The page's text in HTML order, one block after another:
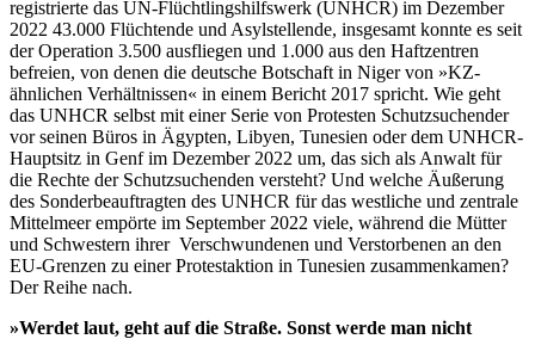
registrierte das UN-Flüchtlingshilfswerk (UNHCR) im Dezember
2022 43.000 Flüchtende und Asylstellende, insgesamt konnte es seit
der Operation 3.500 ausfliegen und 1.000 aus den Haftzentren
befreien, von denen die deutsche Botschaft in Niger von »KZ-
ähnlichen Verhältnissen« in einem Bericht 2017 spricht. Wie geht
das UNHCR selbst mit einer Serie von Protesten Schutzsuchender
vor seinen Büros in Ägypten, Libyen, Tunesien oder dem UNHCR-
Hauptsitz in Genf im Dezember 2022 um, das sich als Anwalt für
die Rechte der Schutzsuchenden versteht? Und welche Äußerung
des Sonderbeauftragten des UNHCR für das westliche und zentrale
Mittelmeer empörte im September 2022 viele, während die Mütter
und Schwestern ihrer Verschwundenen und Verstorbenen an den
EU-Grenzen zu einer Protestaktion in Tunesien zusammenkamen?
Der Reihe nach.
»Werdet laut, geht auf die Straße. Sonst werde man nicht